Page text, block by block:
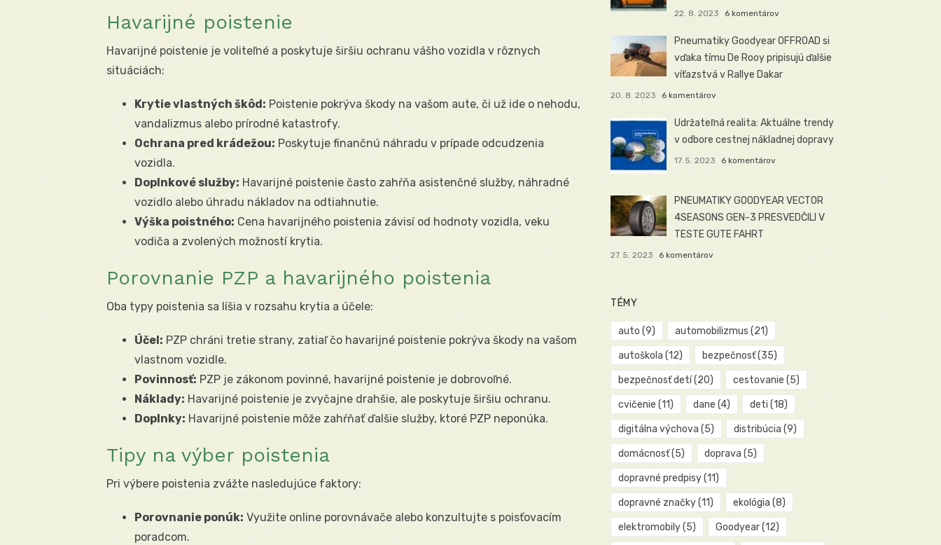
Havarijné poistenie
Havarijné poistenie je voliteľné a poskytuje širšiu ochranu vášho vozidla v rôznych
situáciách:
Krytie vlastných škôd: Poistenie pokrýva škody na vašom aute, či už ide o nehodu,
vandalizmus alebo prírodné katastrofy.
Ochrana pred krádežou: Poskytuje finančnú náhradu v prípade odcudzenia
vozidla.
Doplnkové služby: Havarijné poistenie často zahŕňa asistenčné služby, náhradné
vozidlo alebo úhradu nákladov na odtiahnutie.
Výška poistného: Cena havarijného poistenia závisí od hodnoty vozidla, veku
vodiča a zvolených možností krytia.
Porovnanie PZP a havarijného poistenia
Oba typy poistenia sa líšia v rozsahu krytia a účele:
Účel: PZP chráni tretie strany, zatiaľ čo havarijné poistenie pokrýva škody na vašom
vlastnom vozidle.
Povinnosť: PZP je zákonom povinné, havarijné poistenie je dobrovoľné.
Náklady: Havarijné poistenie je zvyčajne drahšie, ale poskytuje širšiu ochranu.
Doplnky: Havarijné poistenie môže zahŕňať ďalšie služby, ktoré PZP neponúka.
Tipy na výber poistenia
Pri výbere poistenia zvážte nasledujúce faktory:
Porovnanie ponúk: Využite online porovnávače alebo konzultujte s poisťovacím
poradcom.
22. 8. 2023 6 komentárov
Pneumatiky Goodyear OFFROAD si
vďaka tímu De Rooy pripisujú ďalšie
víťazstvá v Rallye Dakar
20. 8. 2023 6 komentárov
Udržateľná realita: Aktuálne trendy
v odbore cestnej nákladnej dopravy
17. 5. 2023 6 komentárov
PNEUMATIKY GOODYEAR VECTOR
4SEASONS GEN-3 PRESVEDČILI V
TESTE GUTE FAHRT
27. 5. 2023 6 komentárov
TÉMY
auto (9) automobilizmus (21)
autoškola (12) bezpečnosť(35)
bezpečnosť detí(20) cestovanie (5)
cvičenie (11) dane (4) deti (18)
digitálna výchova (5) distribúcia (9)
domácnosť(5) doprava (5)
dopravné predpisy(11)
dopravné značky(11) ekológia (8)
elektromobily(5) Goodyear(12)